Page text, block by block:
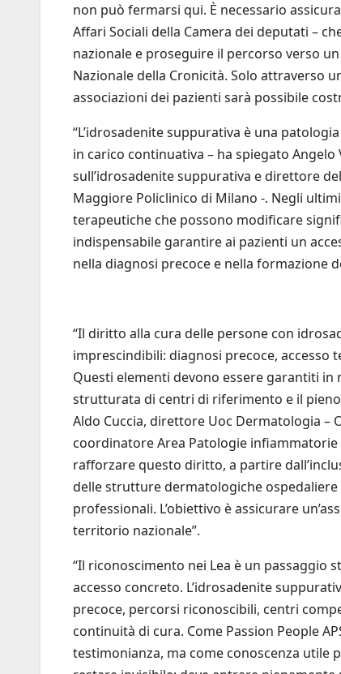
non può fermarsi qui. È necessario
Affari Sociali della Camera dei deputati –
nazionale e proseguire il percorso verso
Nazionale della Cronicità. Solo attraverso
associazioni dei pazienti sarà possibile
“L’idrosadenite suppurativa è una
in carico continuativa – ha spiegato
sull’idrosadenite suppurativa e direttore
Maggiore Policlinico di Milano -. Negli
terapeutiche che possono modificare
indispensabile garantire ai pazienti un
nella diagnosi precoce e nella formazione
“Il diritto alla cura delle persone con
imprescindibili: diagnosi precoce, accesso
Questi elementi devono essere garantiti
strutturata di centri di riferimento e il
Aldo Cuccia, direttore Uoc Dermatologia –
coordinatore Area Patologie
rafforzare questo diritto, a partire
delle strutture dermatologiche
professionali. L’obiettivo è assicurare
territorio nazionale”.
“Il riconoscimento nei Lea è un passaggio
accesso concreto. L’idrosadenite
precoce, percorsi riconoscibili, centri
continuità di cura. Come Passion People
testimonianza, ma come conoscenza utile